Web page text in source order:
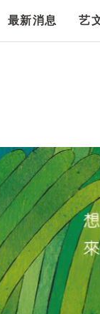
最新消息 艺